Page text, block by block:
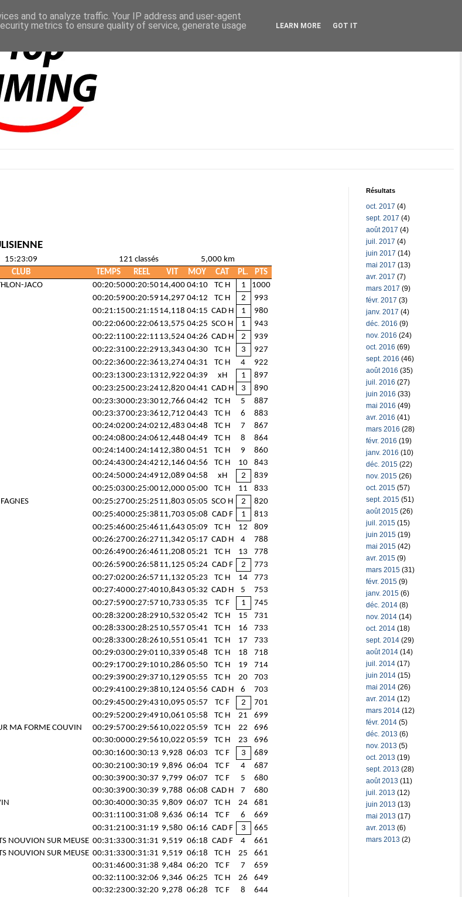
15:23:09 121 classés
5,000 km
CLUB TEMPS REEL VIT MOY CAT PL.
PTS
JACO 00:20:5000:20:5014,400 04:10 TC H 1
1000
00:20:5900:20:59 14,297 04:12 TC H 2
993
00:21:1500:21:15 14,118 04:15 CAD H 1
980
00:22:0600:22:06 13,575 04:25 SCO H 1
943
00:22:1100:22:11 13,524 04:26 CAD H 2
939
00:22:3100:22:29 13,343 04:30 TC H 3
927
00:22:3600:22:36 13,274 04:31 TC H 4
922
00:23:1300:23:13 12,922 04:39 xH 1
897
00:23:2500:23:2412,820 04:41 CAD H 3
890
00:23:3000:23:3012,766 04:42 TC H 5
887
00:23:3700:23:36 12,712 04:43 TC H 6
883
00:24:0200:24:02 12,483 04:48 TC H 7
867
00:24:0800:24:06 12,448 04:49 TC H 8
864
00:24:1400:24:1412,380 04:51 TC H 9
860
00:24:4300:24:42 12,146 04:56 TC H 10
843
00:24:5000:24:49 12,089 04:58 xH 2
839
00:25:0300:25:0012,000 05:00 TC H 11
833
00:25:2700:25:25 11,803 05:05 SCO H 2
820
00:25:4000:25:38 11,703 05:08 CAD F 1
813
00:25:4600:25:46 11,643 05:09 TC H 12
809
00:26:2700:26:27 11,342 05:17 CAD H 4
788
00:26:4900:26:46 11,208 05:21 TC H 13
778
00:26:5900:26:58 11,125 05:24 CAD F 2
773
00:27:0200:26:57 11,132 05:23 TC H 14
773
00:27:4000:27:4010,843 05:32 CAD H 5
753
00:27:5900:27:57 10,733 05:35 TC F 1
745
00:28:3200:28:29 10,532 05:42 TC H 15
731
00:28:3300:28:25 10,557 05:41 TC H 16
733
00:28:3300:28:26 10,551 05:41 TC H 17
733
00:29:0300:29:01 10,339 05:48 TC H 18
718
00:29:1700:29:1010,286 05:50 TC H 19
714
00:29:3900:29:37 10,129 05:55 TC H 20
703
00:29:4100:29:38 10,124 05:56 CAD H 6
703
00:29:4500:29:43 10,095 05:57 TC F 2
701
00:29:5200:29:49 10,061 05:58 TC H 21
699
MA FORME COUVIN 00:29:5700:29:56 10,022 05:59 TC H 22
696
00:30:0000:29:56 10,022 05:59 TC H 23
696
00:30:1600:30:13 9,928 06:03 TC F 3
689
00:30:2100:30:19 9,896 06:04 TC F 4
687
00:30:3900:30:37 9,799 06:07 TC F 5
680
00:30:3900:30:39 9,788 06:08 CAD H 7
680
00:30:4000:30:35 9,809 06:07 TC H 24
681
00:31:1100:31:08 9,636 06:14 TC F 6
669
00:31:2100:31:19 9,580 06:16 CAD F 3
665
NOUVION SUR MEUSE 00:31:3300:31:31 9,519 06:18 CAD F 4
661
NOUVION SUR MEUSE 00:31:3300:31:31 9,519 06:18 TC H 25
661
00:31:4600:31:38 9,484 06:20 TC F 7
659
00:32:1100:32:06 9,346 06:25 TC H 26
649
00:32:2300:32:20 9,278 06:28 TC F 8
644
Résultats
oct. 2017 (4)
sept. 2017 (4)
août 2017 (4)
juil. 2017 (4)
juin 2017 (14)
mai 2017 (13)
avr. 2017 (7)
mars 2017 (9)
févr. 2017 (3)
janv. 2017 (4)
déc. 2016 (9)
nov. 2016 (24)
oct. 2016 (69)
sept. 2016 (46)
août 2016 (35)
juil. 2016 (27)
juin 2016 (33)
mai 2016 (49)
avr. 2016 (41)
mars 2016 (28)
févr. 2016 (19)
janv. 2016 (10)
déc. 2015 (22)
nov. 2015 (26)
oct. 2015 (57)
sept. 2015 (51)
août 2015 (26)
juil. 2015 (15)
juin 2015 (19)
mai 2015 (42)
avr. 2015 (9)
mars 2015 (31)
févr. 2015 (9)
janv. 2015 (6)
déc. 2014 (8)
nov. 2014 (14)
oct. 2014 (18)
sept. 2014 (29)
août 2014 (14)
juil. 2014 (17)
juin 2014 (15)
mai 2014 (26)
avr. 2014 (12)
mars 2014 (12)
févr. 2014 (5)
déc. 2013 (6)
nov. 2013 (5)
oct. 2013 (19)
sept. 2013 (28)
août 2013 (11)
juil. 2013 (12)
juin 2013 (13)
mai 2013 (17)
avr. 2013 (6)
mars 2013 (2)
and to analyze traffic. Your IP address and user-agent
metrics to ensure quality of service, generate usage
LEARN MORE GOT IT